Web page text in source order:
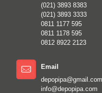
(021) 3893 8383
(021) 3893 3333
0811 1177 595
0811 1178 595
0812 8922 2123
Email
depopipa@gmail.com
info@depopipa.com